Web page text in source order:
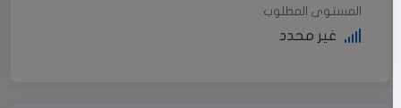
المستوى المطلوب
غير محدد